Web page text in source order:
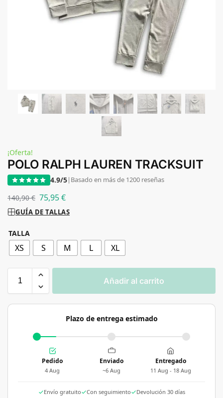
¡Oferta!
POLO RALPH LAUREN TRACKSUIT
4.9/5| Basado en más de 1200 reseñas
140,90€ 75,95€
GUÍA DE TALLAS
TALLA
XS S M L XL
Añadir al carrito
Plazo de entrega estimado
Pedido
4 Aug
Enviado
~6 Aug
Entregado
11 Aug - 18 Aug
Envío gratuito Con seguimiento Devolución 30 días